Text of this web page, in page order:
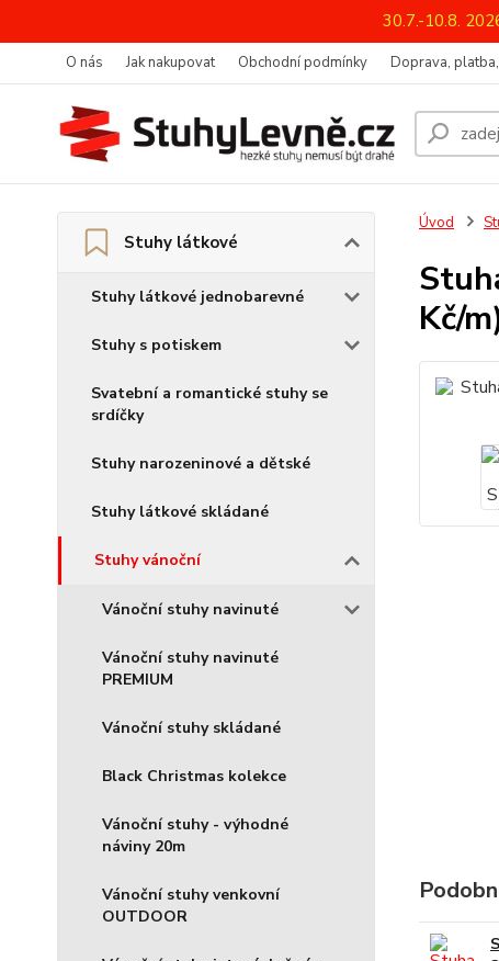
30.7.-10.8.
O nás Jak nakupovat Obchodní podmínky Doprava,
Stuhy látkové
Stuhy látkové jednobarevné
Stuhy s potiskem
Svatební a romantické stuhy se
srdíčky
Stuhy narozeninové a dětské
Stuhy látkové skládané
Stuhy vánoční
Vánoční stuhy navinuté
Vánoční stuhy navinuté
PREMIUM
Vánoční stuhy skládané
Black Christmas kolekce
Vánoční stuhy - výhodné
náviny 20m
Vánoční stuhy venkovní
OUTDOOR
Úvod
Kč/